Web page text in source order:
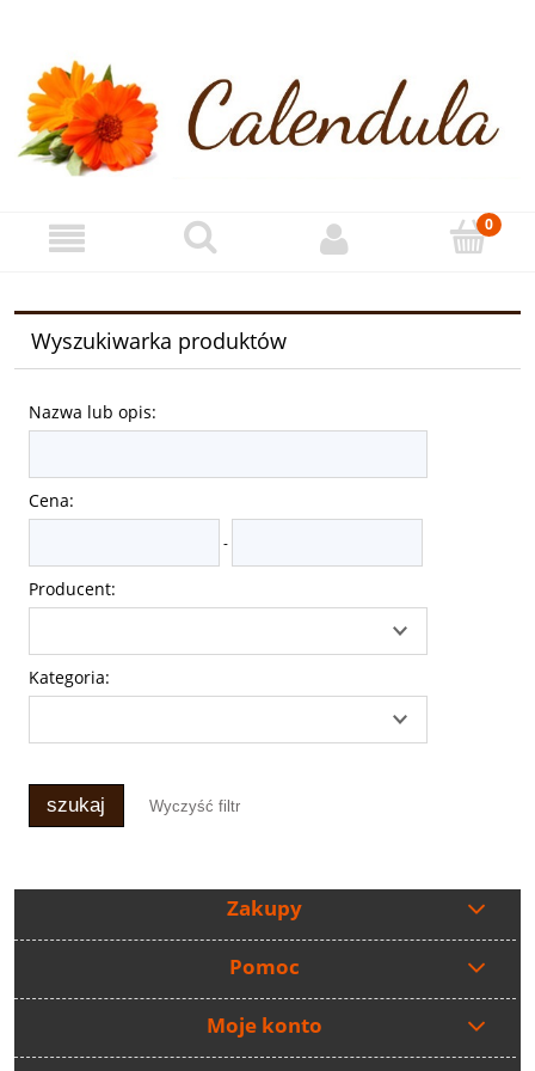
Wyszukiwarka produktów
Nazwa lub opis:
Cena:
-
Producent:
Kategoria:
szukaj Wyczyść filtr
Zakupy
Pomoc
Moje konto